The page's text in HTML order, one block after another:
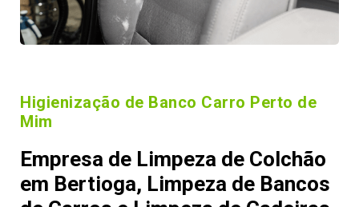
Higienização de Banco Carro Perto de
Mim
Empresa de Limpeza de Colchão
em Bertioga, Limpeza de Bancos